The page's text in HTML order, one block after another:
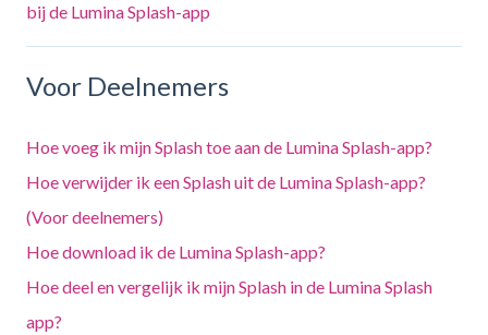
bij de Lumina Splash-app
Voor Deelnemers
Hoe voeg ik mijn Splash toe aan de Lumina Splash-app?
Hoe verwijder ik een Splash uit de Lumina Splash-app?
(Voor deelnemers)
Hoe download ik de Lumina Splash-app?
Hoe deel en vergelijk ik mijn Splash in de Lumina Splash
app?